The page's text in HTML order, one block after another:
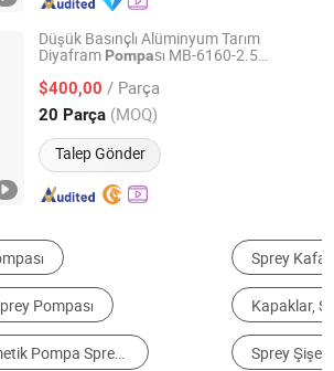
Düşük Basınçlı Alüminyum Tarım
Diyafram Pompası MB-6160-2.5
$400,00 / Parça
20 Parça (MOQ)
Talep Gönder
Manufacturing Co., Ltd.
Fiyat 2025
Parfüm Şişesi
Kapaklar, Şişe Kapakları ve Kapatıcılar Pompa Şişesi
Şişe